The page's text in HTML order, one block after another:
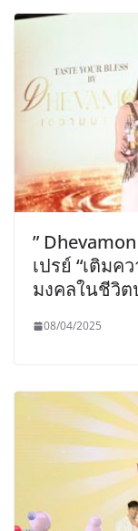
”
เปรย์ “เติม
มงคลในชีวิต
08/04/2025